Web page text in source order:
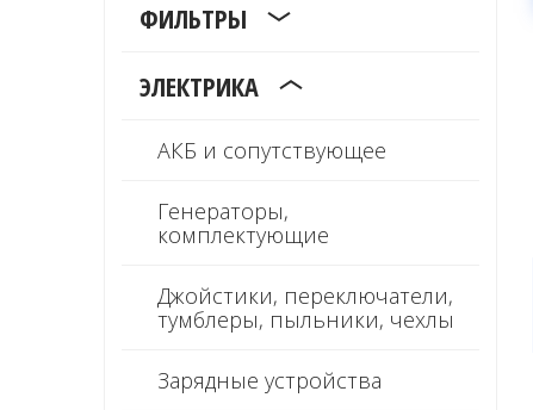
ФИЛЬТРЫ
ЭЛЕКТРИКА
АКБ и сопутствующее
Генераторы,
комплектующие
Джойстики, переключатели,
тумблеры, пыльники, чехлы
Зарядные устройства